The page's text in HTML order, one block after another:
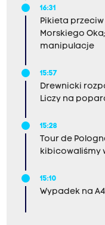
16:31
Pikieta
Morskiego
manipulacje
15:57
Drewnicki
Liczy na
15:28
Tour de
kibicowaliśmy
15:10
Wypadek na